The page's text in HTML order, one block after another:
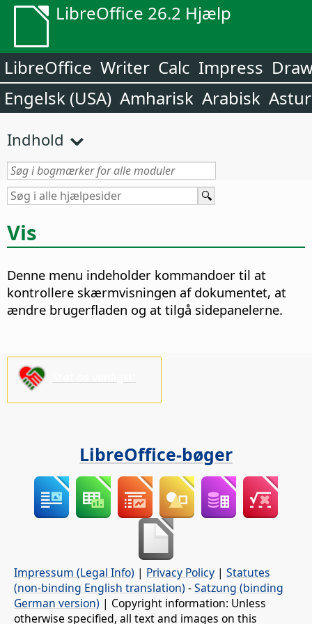
LibreOffice 26.2 Hjælp
LibreOffice Writer Calc Impress
Engelsk (USA) Amharisk Arabisk
Indhold
Vis
Denne menu indeholder kommandoer til at
kontrollere skærmvisningen af dokumentet, at
ændre brugerfladen og at tilgå sidepanelerne.
LibreOffice-bøger
Impressum (Legal Info) | Privacy Policy | Statutes
(non-binding English translation) -Satzung (binding
German version) | Copyright information: Unless
otherwise specified, all text and images on this